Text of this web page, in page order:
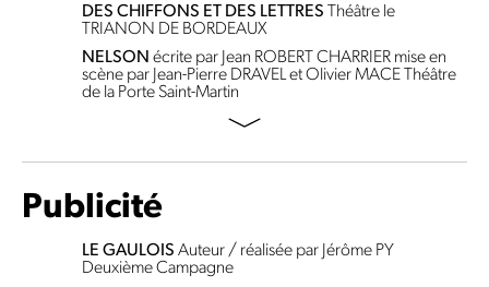
DES CHIFFONS ET DES LETTRES
Théâtre le
TRIANON DE BORDEAUX
NELSON écrite par Jean ROBERT CHARRIER mise en
scène par Jean-Pierre DRAVEL et Olivier MACE
Théâtre
de la Porte Saint-Martin
Publicité
LE GAULOIS Auteur / réalisée par Jérôme PY
Deuxième Campagne